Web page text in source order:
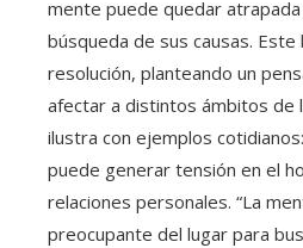
mente puede quedar
búsqueda de sus causas.
resolución, planteando un
afectar a distintos ámbitos de
ilustra con ejemplos
puede generar tensión en el
relaciones personales. “La
preocupante del lugar para